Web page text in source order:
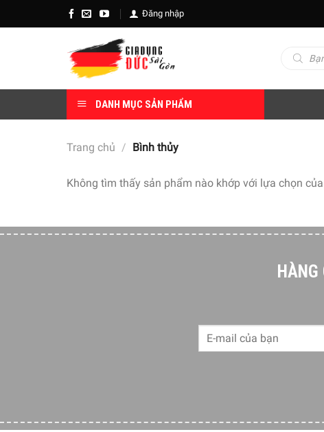
to
Đăng nhập
kiếm
DANH MỤC SẢN PHẨM
Trang chủ / Bình thủy
Không tìm thấy sản phẩm nào khớp với lựa chọn